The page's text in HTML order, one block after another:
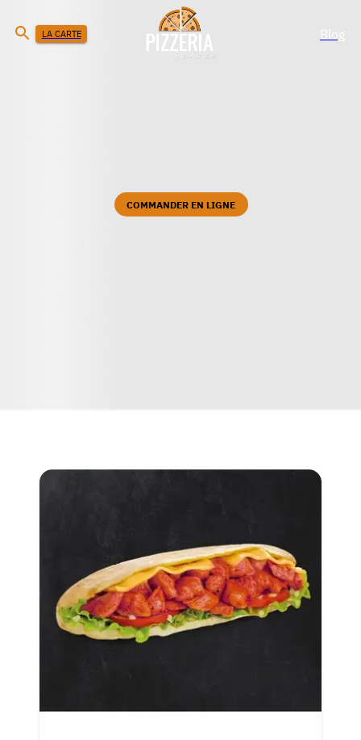
LA CARTE Blog
COMMANDER EN LIGNE